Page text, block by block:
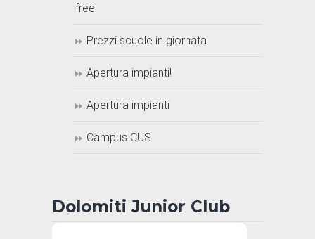
free
Prezzi scuole in giornata
Apertura impianti!
Apertura impianti
Campus CUS
Dolomiti Junior Club